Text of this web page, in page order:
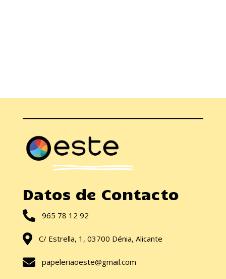
Datos de Contacto
 965 78 12 92
 C/ Estrella, 1, 03700 Dénia, Alicante
 papeleriaoeste@gmail.com